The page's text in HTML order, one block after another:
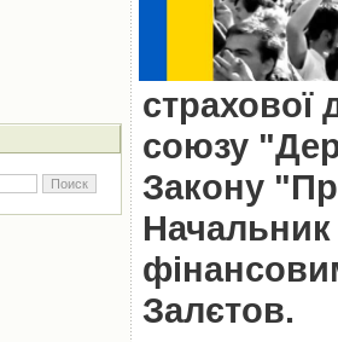
страхової
союзу
Закону
Начальник
Залєтов.